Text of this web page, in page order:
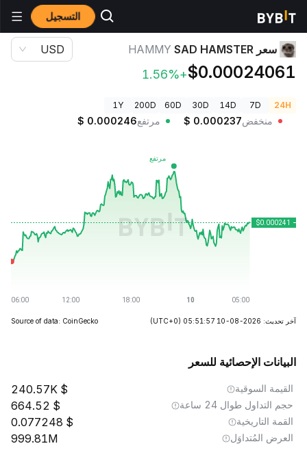
التسجيل أسعار العملات الرقمية
سعر SAD HAMSTER HAMMY
$0.00024061
+1.56%
USD
24H
7D
14D
30D
60D
200D
1Y
منخفض $ 0.000237 مرتفع $ 0.000246
آخر تحديث: 2026-08-10 05:51:57 (UTC+0)
Source of data: CoinGecko
البيانات الإحصائية للسعر
القيمة السوقية 240.57K
حجم التداول طوال 24 ساعة 664.52
القمة التاريخية 0.077248
العرض المُتداوَل 999.81M